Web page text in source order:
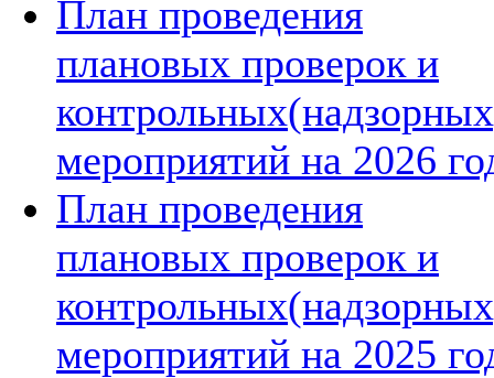
План проведения
плановых проверок и
мероприятий на 2026
План проведения
плановых проверок и
мероприятий на 2025